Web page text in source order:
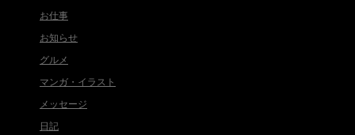
お仕事
お知らせ
グルメ
マンガ・イラスト
メッセージ
日記